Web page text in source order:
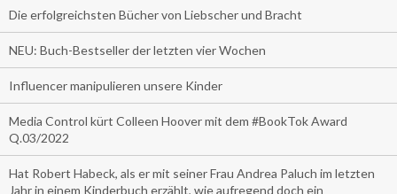
Die erfolgreichsten Bücher von Liebscher und Bracht
NEU: Buch-Bestseller der letzten vier Wochen
Influencer manipulieren unsere Kinder
Media Control kürt Colleen Hoover mit dem #BookTok Award
Q.03/2022
Hat Robert Habeck, als er mit seiner Frau Andrea Paluch im letzten
Jahr in einem Kinderbuch erzählt, wie aufregend doch ein